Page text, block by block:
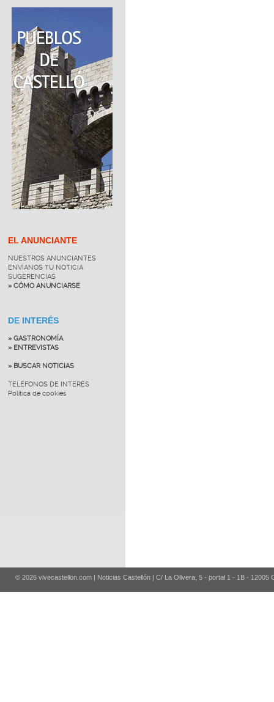
EL ANUNCIANTE
NUESTROS ANUNCIANTES
ENVÍANOS TU NOTICIA
SUGERENCIAS
» CÓMO ANUNCIARSE
DE INTERÉS
» GASTRONOMÍA
» ENTREVISTAS
» BUSCAR NOTICIAS
TELÉFONOS DE INTERÉS
Política de cookies
© 2026 vivecastellon.com | Noticias Castellón | C/ La Olivera, 5 - portal 1 - 1B - 12005